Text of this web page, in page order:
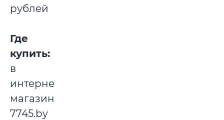
рублей
Где
купить:
в
интернет-
магазине
7745.by